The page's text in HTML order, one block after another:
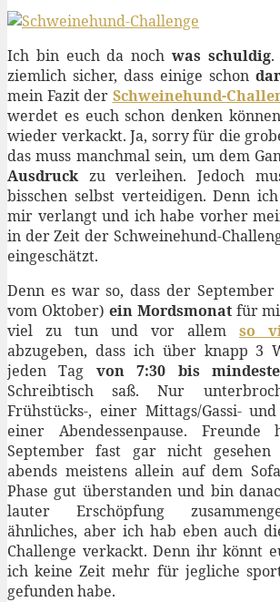
Ich bin euch da noch was schuldig.
ziemlich sicher, dass einige schon
mein Fazit der Schweinehund-
werdet es euch schon denken
wieder verkackt. Ja, sorry für die
das muss manchmal sein, um dem
Ausdruckzu verleihen. Jedoch
bisschen selbst verteidigen. Denn
mir verlangt und ich habe vorher
in der Zeit der Schweinehund-
eingeschätzt.
Denn es war so, dass der
vom Oktober) ein Mordsmonatfür
viel zu tun und vor allem so
abzugeben, dass ich über knapp 3
jeden Tag von 7:30 bis
Schreibtisch saß. Nur
Frühstücks-, einer Mittags/Gassi-
einer Abendessenpause.
September fast gar nicht
abends meistens allein auf dem
Phase gut überstanden und bin
lauter Erschöpfung
ähnliches, aber ich hab eben auch
Challenge verkackt. Denn ihr könnt
ich keine Zeit mehr für jegliche
gefunden habe.